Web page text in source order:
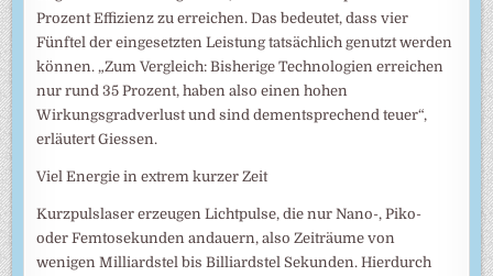
Prozent Effizienz zu erreichen. Das bedeutet, dass vier
Fünftel der eingesetzten Leistung tatsächlich genutzt werden
können. „Zum Vergleich: Bisherige Technologien erreichen
nur rund 35 Prozent, haben also einen hohen
Wirkungsgradverlust und sind dementsprechend teuer“,
erläutert Giessen.
Viel Energie in extrem kurzer Zeit
Kurzpulslaser erzeugen Lichtpulse, die nur Nano-, Piko-
oder Femtosekunden andauern, also Zeiträume von
wenigen Milliardstel bis Billiardstel Sekunden. Hierdurch